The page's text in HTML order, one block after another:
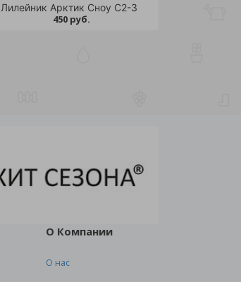
Лилейник Арктик Сноу С2-3
450 руб.
О Компании
О нас